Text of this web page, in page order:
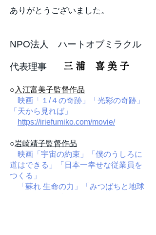
ありがとうございました。
NPO法人 ハートオブミラクル
代表理事 三 浦 喜 美 子
○ 入江富美子監督作品
映画「１/４の奇跡」「光彩の奇跡」
「天から見れば」
https://iriefumiko.com/movie/
○岩崎靖子監督作品
映画「宇宙の約束」「僕のうしろに
道はできる」「日本一幸せな従業員を
つくる」
「蘇れ 生命の力」「みつばちと地球